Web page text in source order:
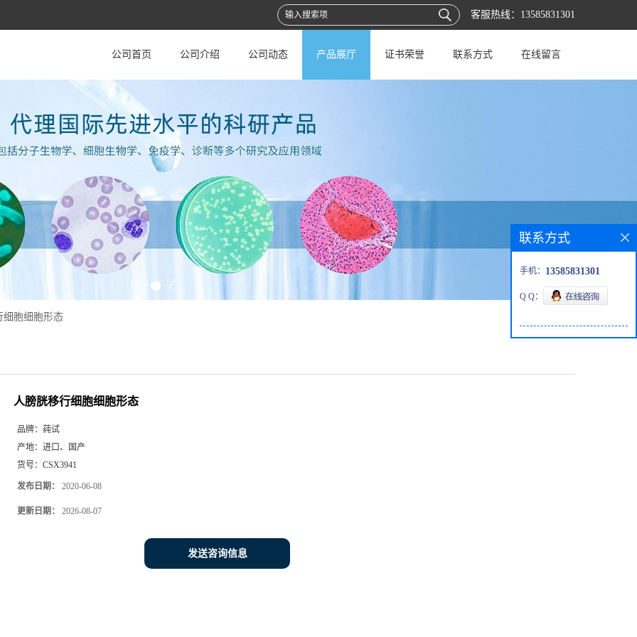
客服热线： 13585831301
公司首页 公司介绍 公司动态 产品展厅 证书荣誉 联系方式 在线留言
细胞细胞形态
人膀胱移行细胞细胞形态
品牌： 莼试
产地： 进口、国产
货号： CSX3941
发布日期： 2020-06-08
更新日期： 2026-08-07
发送咨询信息
联系方式
手机： 13585831301
Q Q：